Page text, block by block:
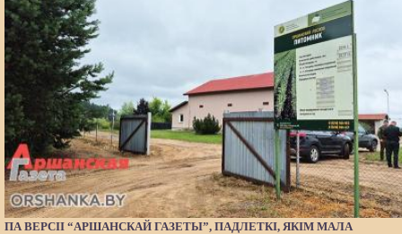
ПА ВЕРСІІ “АРШАНСКАЙ ГАЗЕТЫ”, ПАДЛЕТКІ, ЯКІМ МАЛА